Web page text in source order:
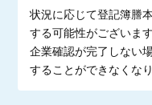
状況に応じて登記簿謄
する可能性がございます
企業確認が完了しない
することができなくなり